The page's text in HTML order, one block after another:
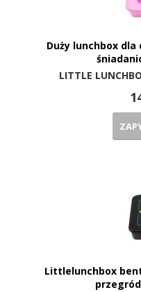
Duży lunchbox
LITTLE
Littlelunchbox